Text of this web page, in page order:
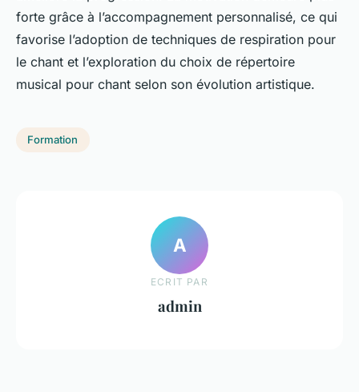
forte grâce à l’accompagnement personnalisé, ce qui
favorise l’adoption de techniques de respiration pour
le chant et l’exploration du choix de répertoire
musical pour chant selon son évolution artistique.
Formation
A
ECRIT PAR
admin